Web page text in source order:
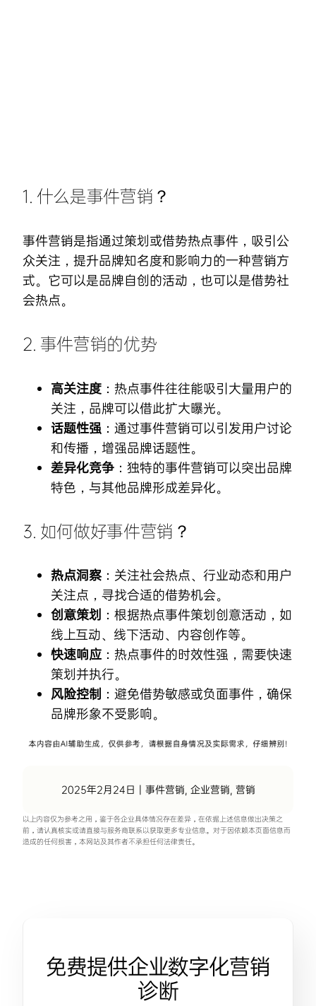
1. 什么是事件营销？
事件营销是指通过策划或借势热点事件，吸引公
众关注，提升品牌知名度和影响力的一种营销方
式。它可以是品牌自创的活动，也可以是借势社
会热点。
2. 事件营销的优势
高关注度：热点事件往往能吸引大量用户的
关注，品牌可以借此扩大曝光。
话题性强：通过事件营销可以引发用户讨论
和传播，增强品牌话题性。
差异化竞争：独特的事件营销可以突出品牌
特色，与其他品牌形成差异化。
3. 如何做好事件营销？
热点洞察：关注社会热点、行业动态和用户
关注点，寻找合适的借势机会。
创意策划 ：根据热点事件策划创意活动，如
线上互动、线下活动、内容创作等。
快速响应：热点事件的时效性强，需要快速
策划并执行。
风险控制 ：避免借势敏感或负面事件，确保
品牌形象不受影响。
2025年2月24日 | 事件营销, 企业营销, 营销
以上内容仅为参考之用，鉴于各企业具体情况存在差异，在依据上述信息做出决策之
前，请认真核实或请直接与服务商联系以获取更多专业信息。对于因依赖本页面信息而
造成的任何损害，本网站及其作者不承担任何法律责任。
免费提供企业数字化营销
诊断